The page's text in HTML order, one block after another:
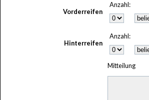
Vorderreifen
Anzahl:
Hinterreifen
Anzahl:
Mitteilung